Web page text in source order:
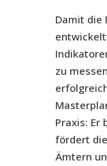
Damit die
zu
Praxis: Er
fördert
Ämtern